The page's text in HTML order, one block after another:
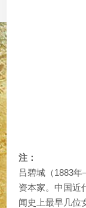
注：
吕碧城（1883
资本家。中国近
闻史上最早几位